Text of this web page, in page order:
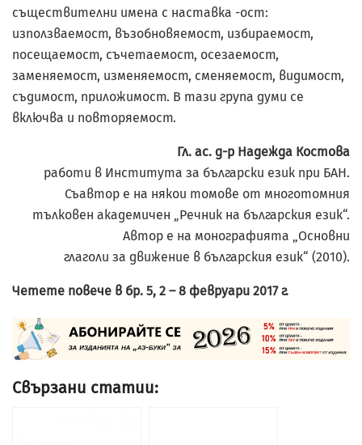
съществителни имена с наставка -ост:
използваемост, възобновяемост, избираемост,
посещаемост, съчетаемост, осезаемост,
заменяемост, изменяемост, сменяемост, видимост,
съдимост, приложимост. В тази група думи се
включва и повторяемост.
Гл. ас. д-р Надежда Костова
работи в Института за български език при БАН.
Съавтор е на някои томове от многотомния
тълковен академичен „Речник на българския език“.
Автор е на монографията „Основни
глаголи за движение в българския език“ (2010).
Четете повече в бр. 5, 2 – 8 февруари 2017 г.
Свързани статии: